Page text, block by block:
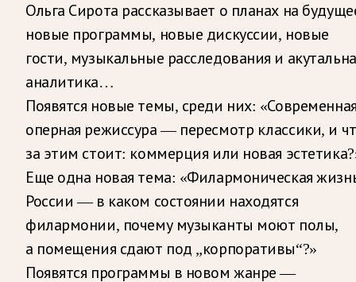
Ольга Сирота рассказывает о планах на
новые программы, новые дискуссии, новые
гости, музыкальные расследования и
аналитика…
Появятся новые темы, среди них:
оперная режиссура — пересмотр классики, и
за этим стоит: коммерция или новая
Еще одна новая тема: «Филармоническая
России — в каком состоянии находятся
филармонии, почему музыканты моют полы,
а помещения сдают под „корпоративы“?»
Появятся программы в новом жанре —